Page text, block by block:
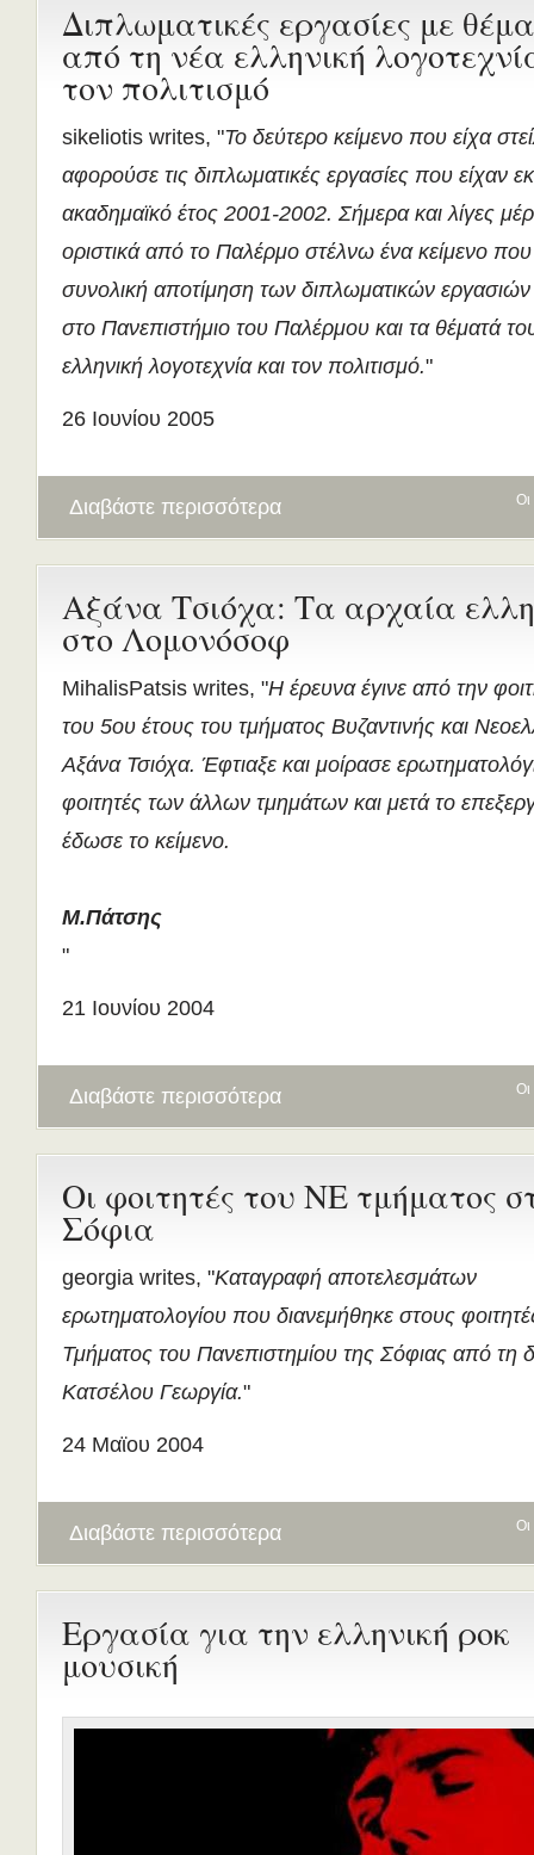
Διπλωματικές εργασίες με
από τη νέα ελληνική
τον πολιτισμό
sikeliotis writes, "Το δεύτερο κείμενο που είχα
αφορούσε τις διπλωματικές εργασίες που είχαν
ακαδημαϊκό έτος 2001-2002. Σήμερα και λίγες
οριστικά από το Παλέρμο στέλνω ένα κείμενο που
συνολική αποτίμηση των διπλωματικών
στο Πανεπιστήμιο του Παλέρμου και τα θέματά
ελληνική λογοτεχνία και τον πολιτισμό."
26 Ιουνίου 2005
Οι
Διαβάστε περισσότερα
Αξάνα Τσιόχα: Τα αρχαία
στο Λομονόσοφ
MihalisPatsis writes, "Η έρευνα έγινε από την
του 5ου έτους του τμήματος Βυζαντινής και
Αξάνα Τσιόχα. Έφτιαξε και μοίρασε
φοιτητές των άλλων τμημάτων και μετά το
έδωσε το κείμενο.
Μ.Πάτσης
"
21 Ιουνίου 2004
Οι
Διαβάστε περισσότερα
Οι φοιτητές του ΝΕ τμήματος
Σόφια
georgia writes, "Καταγραφή αποτελεσμάτων
ερωτηματολογίου που διανεμήθηκε στους
Τμήματος του Πανεπιστημίου της Σόφιας από τη
Κατσέλου Γεωργία."
24 Μαϊου 2004
Οι
Διαβάστε περισσότερα
Εργασία για την ελληνική ροκ
μουσική